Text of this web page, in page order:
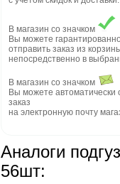
В магазин со значком
Вы можете
отправить заказ из
непосредственно в
В магазин со значком
Вы можете автоматически
заказ
на электронную почту
Аналоги
56шт: